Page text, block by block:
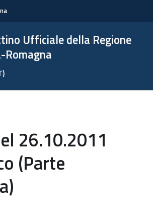
Ufficiale della Regione
Romagna
26.10.2011
(Parte